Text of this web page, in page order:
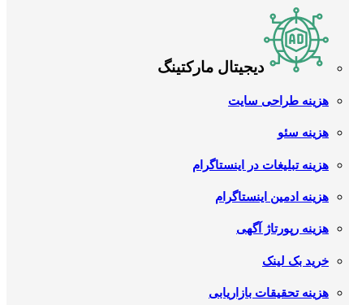
دیجیتال مارکتینگ
هزینه طراحی سایت
هزینه سئو
هزینه تبلیغات در اینستاگرام
هزینه ادمین اینستاگرام
هزینه رپورتاژ آگهی
خرید بک لینک
هزینه تحقیقات بازاریابی